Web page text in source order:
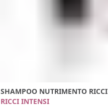
SHAMPOO NUTRIMENTO RICCI
RICCI INTENSI